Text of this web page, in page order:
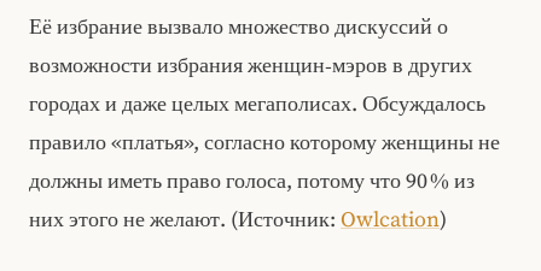
Её избрание вызвало множество дискуссий о
возможности избрания женщин‑мэров в других
городах и даже целых мегаполисах. Обсуждалось
правило «платья», согласно которому женщины не
должны иметь право голоса, потому что 90 % из
них этого не желают. (Источник: Owlcation)